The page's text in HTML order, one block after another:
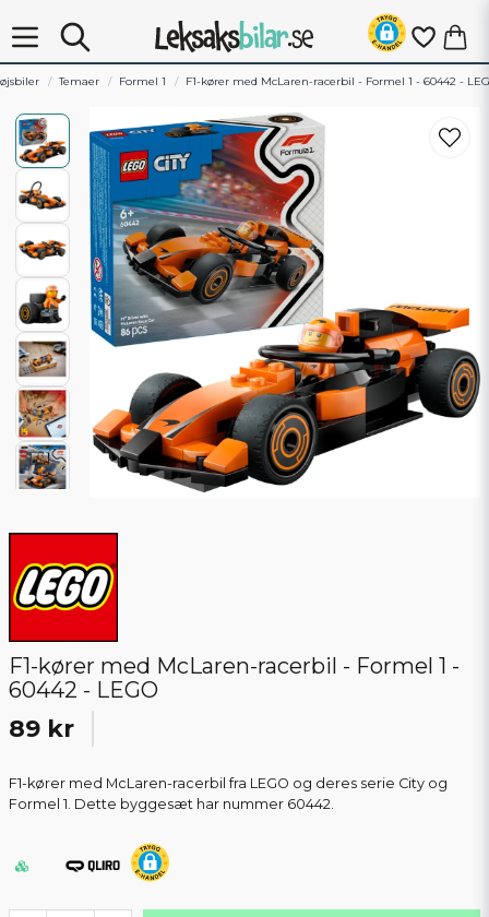
Temaer Formel 1 F1-kører med McLaren-racerbil - Formel 1 - 60442 -
F1-kører med McLaren-racerbil - Formel 1 -
60442 - LEGO
89 kr
F1-kører med McLaren-racerbil fra LEGO og deres serie City og
Formel 1. Dette byggesæt har nummer 60442.